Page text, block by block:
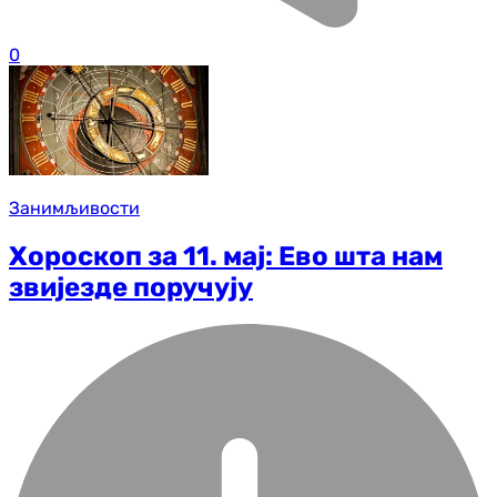
0
Занимљивости
Хороскоп за 11. мај: Ево шта нам
звијезде поручују